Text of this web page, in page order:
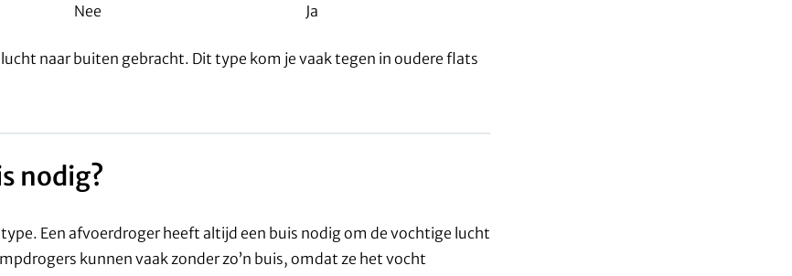
Nee Ja
naar buiten gebracht. Dit type kom je vaak tegen in oudere flats
nodig?
Een afvoerdroger heeft altijd een buis nodig om de vochtige lucht
kunnen vaak zonder zo’n buis, omdat ze het vocht